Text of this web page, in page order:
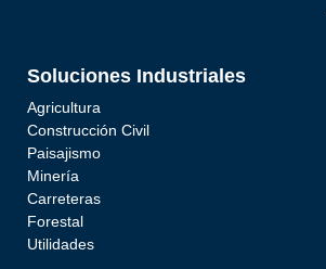
Soluciones Industriales
Agricultura
Construcción Civil
Paisajismo
Minería
Carreteras
Forestal
Utilidades